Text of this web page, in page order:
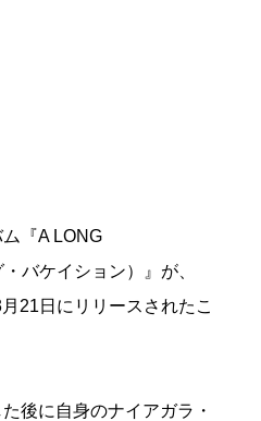
『A LONG
バケイション）』が、
21日にリリースされたこ
後に自身のナイアガラ・